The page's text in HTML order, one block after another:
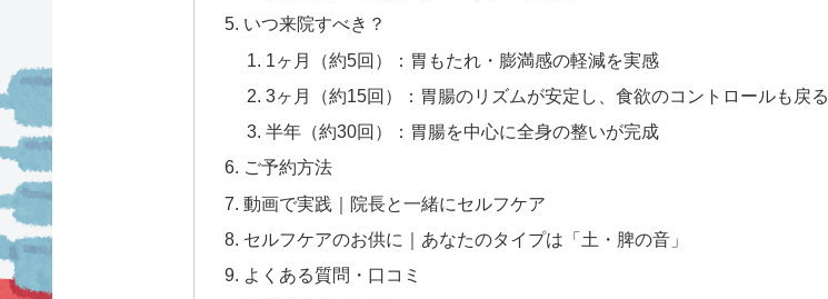
いつ来院すべき？
1ヶ月（約5回）：胃もたれ・膨満感の軽減を実感
3ヶ月（約15回）：胃腸のリズムが安定し、食欲のコントロールも戻る
半年（約30回）：胃腸を中心に全身の整いが完成
ご予約方法
動画で実践｜院長と一緒にセルフケア
セルフケアのお供に｜あなたのタイプは「土・脾の音」
よくある質問・口コミ